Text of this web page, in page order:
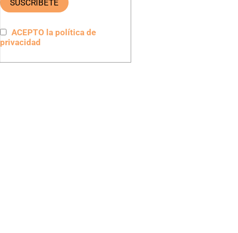
ACEPTO la política de
privacidad